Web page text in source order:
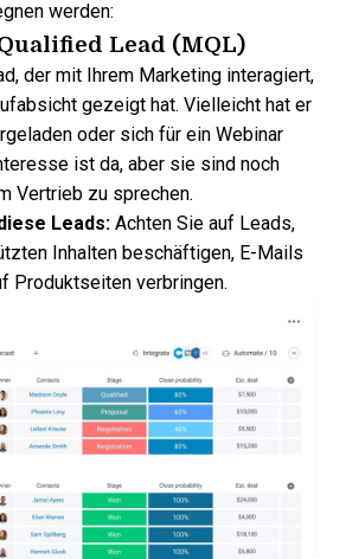
werden:
Lead (MQL)
der mit Ihrem Marketing interagiert,
gezeigt hat. Vielleicht hat er
oder sich für ein Webinar
ist da, aber sie sind noch
Vertrieb zu sprechen.
Leads: Achten Sie auf Leads,
Inhalten beschäftigen, E-Mails
Produktseiten verbringen.